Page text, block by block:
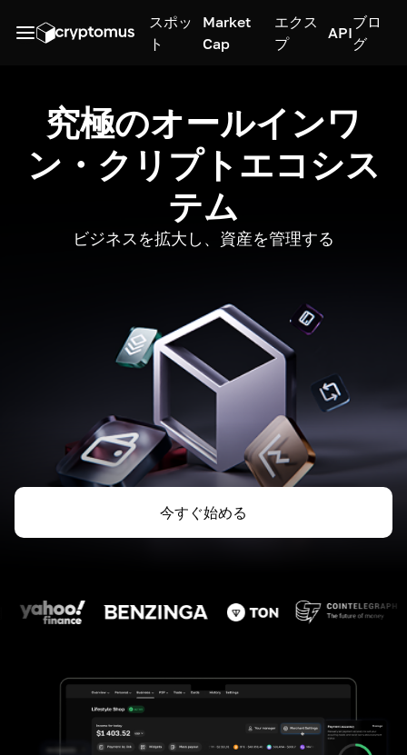
スポッ
ト
Market
Cap
エクス
プ
API
ブロ
グ
究極のオールインワ
ン・クリプトエコシス
テム
ビジネスを拡大し、資産を管理する
今すぐ始める